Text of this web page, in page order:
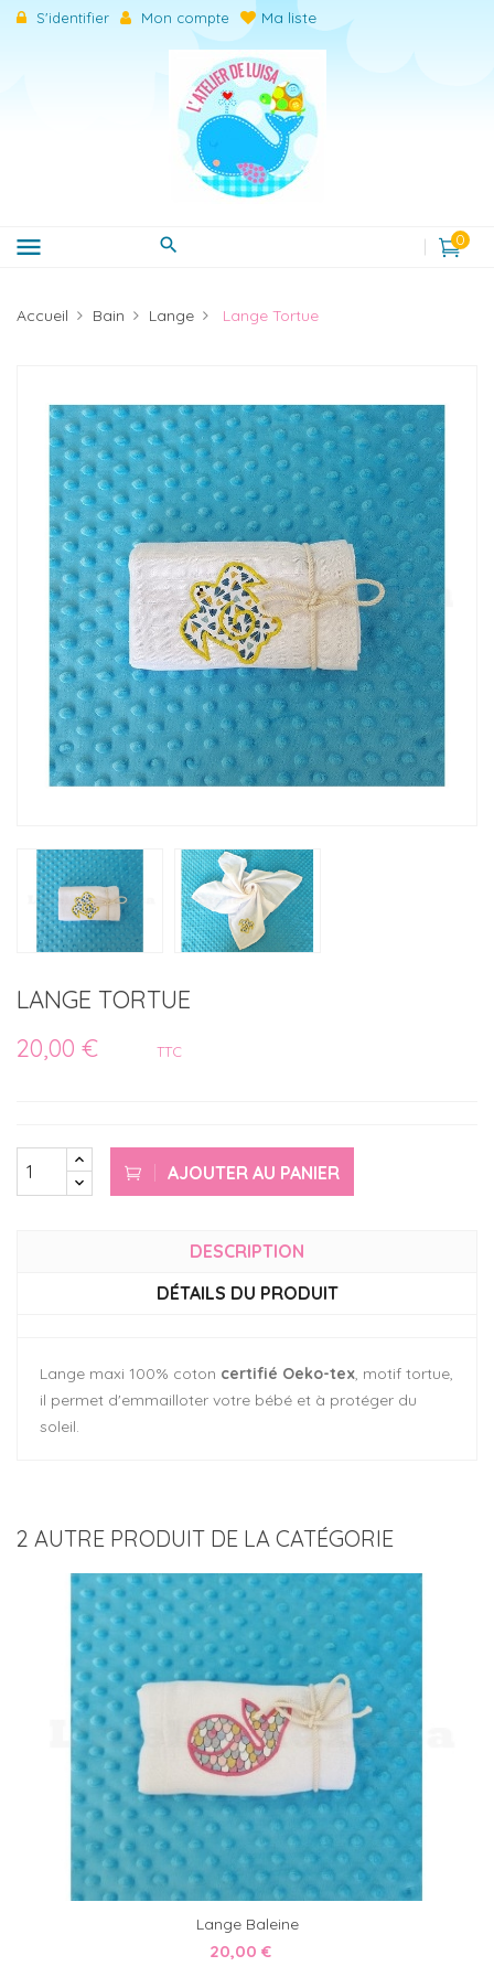
S'identifier Mon compte Ma liste
menu 0
Accueil Bain Lange Lange Tortue
LANGE TORTUE
20,00 €
TTC
AJOUTER AU PANIER
DESCRIPTION
DÉTAILS DU PRODUIT
Lange maxi 100% coton certifié Oeko-tex, motif tortue,
il permet d'emmailloter votre bébé et à protéger du
soleil.
2 AUTRE PRODUIT DE LA CATÉGORIE
Lange Baleine
20,00 €